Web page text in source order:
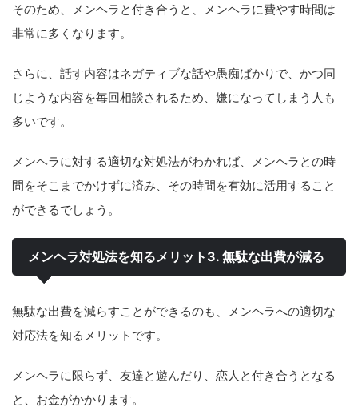
そのため、メンヘラと付き合うと、メンヘラに費やす時間は
非常に多くなります。
さらに、話す内容はネガティブな話や愚痴ばかりで、かつ同
じような内容を毎回相談されるため、嫌になってしまう人も
多いです。
メンヘラに対する適切な対処法がわかれば、メンヘラとの時
間をそこまでかけずに済み、その時間を有効に活用すること
ができるでしょう。
メンヘラ対処法を知るメリット3. 無駄な出費が減る
無駄な出費を減らすことができるのも、メンヘラへの適切な
対応法を知るメリットです。
メンヘラに限らず、友達と遊んだり、恋人と付き合うとなる
と、お金がかかります。